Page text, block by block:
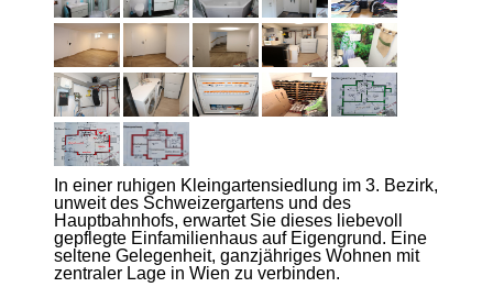
In einer ruhigen Kleingartensiedlung im 3. Bezirk,
unweit des Schweizergartens und des
Hauptbahnhofs, erwartet Sie dieses liebevoll
gepflegte Einfamilienhaus auf Eigengrund. Eine
seltene Gelegenheit, ganzjähriges Wohnen mit
zentraler Lage in Wien zu verbinden.